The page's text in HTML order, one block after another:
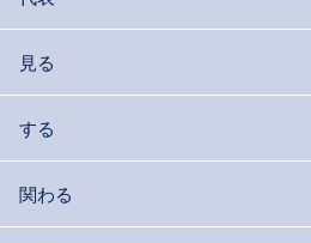
見る
する
関わる